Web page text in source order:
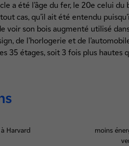
a été l’âge du fer, le 20e celui
cas, qu’il ait été entendu
voir son bois augmenté utilisé
de l’horlogerie et de
35 étages, soit 3 fois plus hautes
Harvard moins